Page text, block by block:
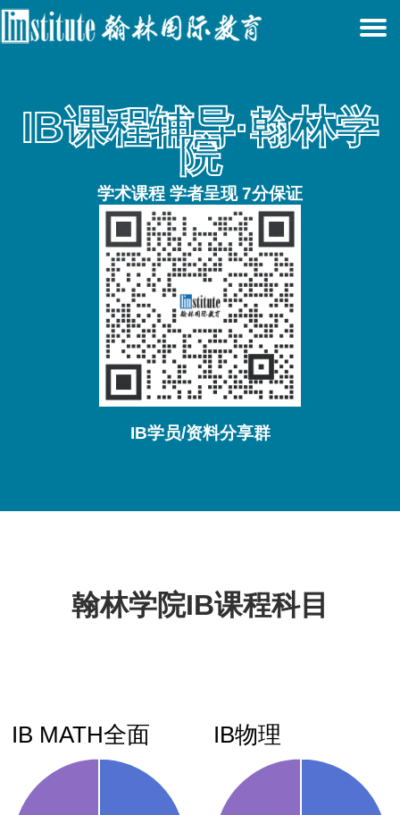
IB课程辅导·翰林学
院
学术课程 学者呈现 7分保证
IB学员/资料分享群
翰林学院IB课程科目
IB心理学 IB扩展论文